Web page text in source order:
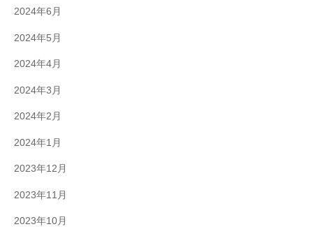
2024年6月
2024年5月
2024年4月
2024年3月
2024年2月
2024年1月
2023年12月
2023年11月
2023年10月